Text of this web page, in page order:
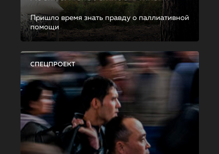
Пришло время знать правду о паллиативной
помощи
СПЕЦПРОЕКТ